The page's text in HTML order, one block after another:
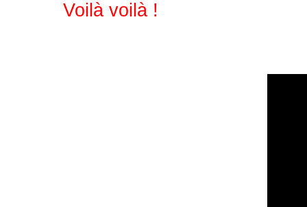
Voilà voilà !